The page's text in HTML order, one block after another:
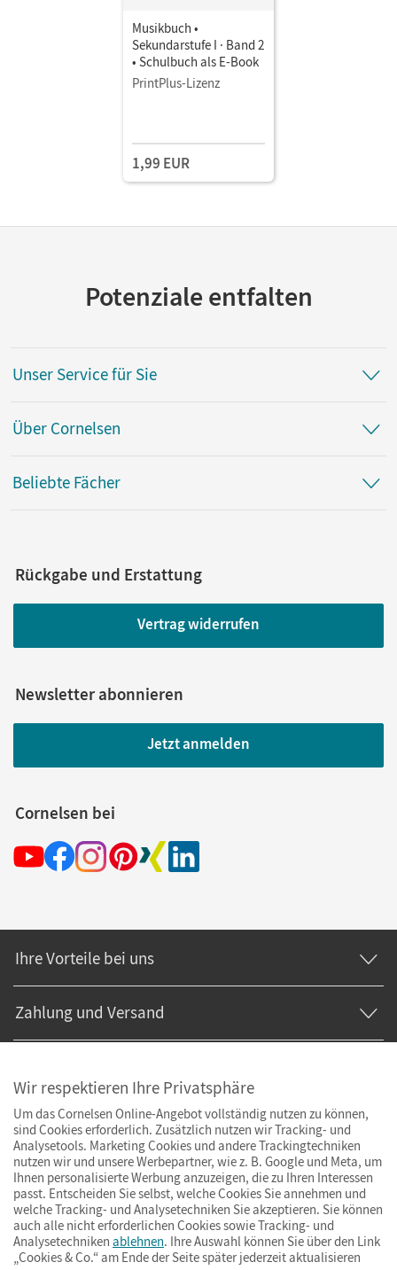
Musikbuch •
Sekundarstufe I · Band 2
• Schulbuch als E-Book
PrintPlus-Lizenz
1,99 EUR
Potenziale entfalten
Unser Service für Sie
Über Cornelsen
Beliebte Fächer
Rückgabe und Erstattung
Vertrag widerrufen
Newsletter abonnieren
Jetzt anmelden
Cornelsen bei
Ihre Vorteile bei uns
Zahlung und Versand
Wir respektieren Ihre Privatsphäre
Um das Cornelsen Online-Angebot vollständig nutzen zu können,
sind Cookies erforderlich. Zusätzlich nutzen wir Tracking- und
Analysetools. Marketing Cookies und andere Trackingtechniken
nutzen wir und unsere Werbepartner, wie z. B. Google und Meta, um
Ihnen personalisierte Werbung anzuzeigen, die zu Ihren Interessen
passt. Entscheiden Sie selbst, welche Cookies Sie annehmen und
welche Tracking- und Analysetechniken Sie akzeptieren. Sie können
auch alle nicht erforderlichen Cookies sowie Tracking- und
Analysetechniken ablehnen. Ihre Auswahl können Sie über den Link
„Cookies & Co.“ am Ende der Seite später jederzeit aktualisieren